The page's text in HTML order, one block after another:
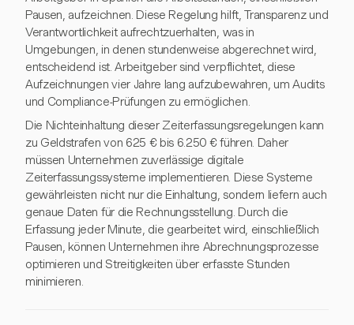
Pausen, aufzeichnen. Diese Regelung hilft, Transparenz und
Verantwortlichkeit aufrechtzuerhalten, was in
Umgebungen, in denen stundenweise abgerechnet wird,
entscheidend ist. Arbeitgeber sind verpflichtet, diese
Aufzeichnungen vier Jahre lang aufzubewahren, um Audits
und Compliance-Prüfungen zu ermöglichen.
Die Nichteinhaltung dieser Zeiterfassungsregelungen kann
zu Geldstrafen von 625 € bis 6.250 € führen. Daher
müssen Unternehmen zuverlässige digitale
Zeiterfassungssysteme implementieren. Diese Systeme
gewährleisten nicht nur die Einhaltung, sondern liefern auch
genaue Daten für die Rechnungsstellung. Durch die
Erfassung jeder Minute, die gearbeitet wird, einschließlich
Pausen, können Unternehmen ihre Abrechnungsprozesse
optimieren und Streitigkeiten über erfasste Stunden
minimieren.